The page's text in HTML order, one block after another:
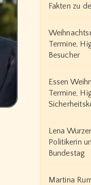
Fakten zu
Termine,
Besucher
Essen
Termine,
Lena
Politikerin
Bundestag
Martina